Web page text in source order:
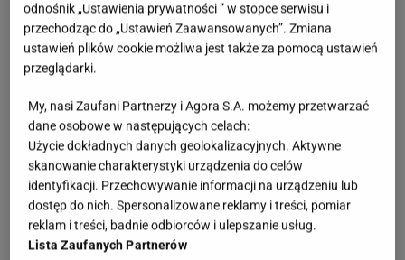
odnośnik „Ustawienia prywatności ” w stopce serwisu i
przechodząc do „Ustawień Zaawansowanych”. Zmiana
ustawień plików cookie możliwa jest także za pomocą ustawień
przeglądarki.
My, nasi Zaufani Partnerzy i Agora S.A. możemy przetwarzać
dane osobowe w następujących celach:
Użycie dokładnych danych geolokalizacyjnych. Aktywne
skanowanie charakterystyki urządzenia do celów
identyfikacji. Przechowywanie informacji na urządzeniu lub
dostęp do nich. Spersonalizowane reklamy i treści, pomiar
reklam i treści, badnie odbiorców i ulepszanie usług.
Lista Zaufanych Partnerów